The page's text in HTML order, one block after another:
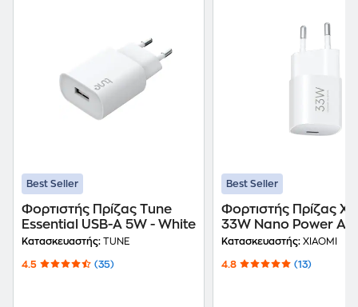
Best Seller
Φορτιστής Πρίζας Tune
Essential USB-A 5W - White
Κατασκευαστής: TUNE
4.5 (35)
Best Seller
Φορτιστής Πρίζας
33W Nano Power
1x USB-C - White
Κατασκευαστής: XIAOMI
4.8 (13)